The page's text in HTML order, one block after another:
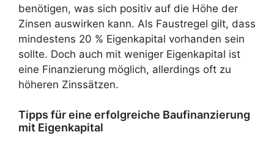
benötigen, was sich positiv auf die Höhe der
Zinsen auswirken kann. Als Faustregel gilt, dass
mindestens 20 % Eigenkapital vorhanden sein
sollte. Doch auch mit weniger Eigenkapital ist
eine Finanzierung möglich, allerdings oft zu
höheren Zinssätzen.
Tipps für eine erfolgreiche Baufinanzierung
mit Eigenkapital